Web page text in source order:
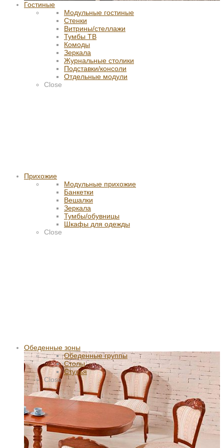
Гостиные
Модульные гостиные
Стенки
Витрины/стеллажи
Тумбы ТВ
Комоды
Зеркала
Журнальные столики
Подставки/консоли
Отдельные модули
Close
Прихожие
Модульные прихожие
Банкетки
Вешалки
Зеркала
Тумбы/обувницы
Шкафы для одежды
Close
Обеденные зоны
Обеденные группы
Столы
Стулья
Close